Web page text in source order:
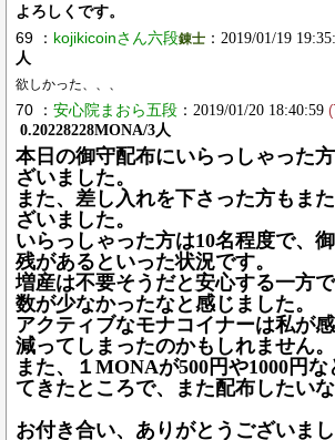
よろしくです。
69 ： kojikicoinさん六段錬士 ：2019/01/19
人
欲しかった、、、
70 ： 安心院まおら五段 ：2019/01/20 18:40:59
0.20228228MONA/3人
本日の御守配布にいらっしゃった
ざいました。
また、差し入れを下さった方もま
ざいました。
いらっしゃった方は10名程度で、
残があるといった状況です。
増産は不要そうだと安心する一方
数が少なかったなと感じました。
アクティブなモナコイナーは私が
減ってしまったのかもしれません。
また、１MONAが500円や1000円
てきたところで、また配布したいな
お付き合い、ありがとうございまし